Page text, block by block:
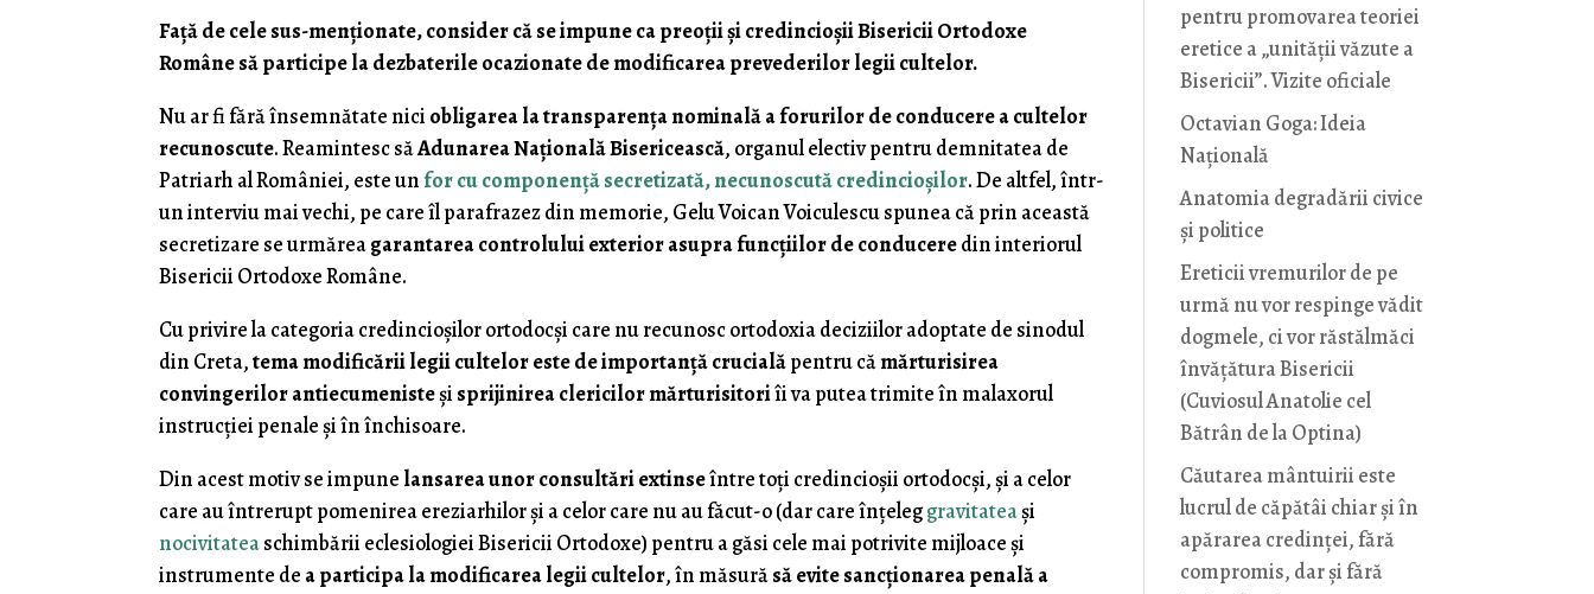
Faţă de cele sus-menţionate, consider că se impune ca preoţii şi credincioşii Bisericii Ortodoxe
Române să participe la dezbaterile ocazionate de modificarea prevederilor legii cultelor.
Nu ar fi fără însemnătate nici obligarea la transparenţa nominală a forurilor de conducere a cultelor
recunoscute. Reamintesc săAdunarea Naţională Bisericească, organul electiv pentru demnitatea de
Patriarh al României, este un for cu componenţă secretizată, necunoscută credincioşilor. De altfel, într-
un interviu mai vechi, pe care îl parafrazez din memorie, Gelu Voican Voiculescu spunea că prin această
secretizare se urmăreagarantarea controlului exterior asupra funcţiilor de conduceredin interiorul
Bisericii Ortodoxe Române.
Cu privire la categoria credincioşilor ortodocşi care nu recunosc ortodoxia deciziilor adoptate de sinodul
din Creta,tema modificării legii cultelor este de importanţă crucialăpentru cămărturisirea
convingerilor antiecumenisteşi sprijinirea clericilor mărturisitoriîi va putea trimite în malaxorul
instrucţiei penale şi în închisoare.
Din acest motiv se impune lansarea unor consultări extinseîntre toţi credincioşii ortodocşi, şi a celor
care au întrerupt pomenirea ereziarhilor şi a celor care nu au făcut-o (dar care înţeleggravitateaşi
nocivitateaschimbării eclesiologiei Bisericii Ortodoxe) pentru a găsi cele mai potrivite mijloace şi
instrumente de a participa la modificarea legii cultelor, în măsurăsă evite sancţionarea penală a
pentru promovarea teoriei
eretice a „unității văzute a
Bisericii”. Vizite oficiale
Octavian Goga: Ideia
Naţională
Anatomia degradării civice
și politice
Ereticii vremurilor de pe
urmă nu vor respinge vădit
dogmele, ci vor răstălmăci
învățătura Bisericii
(Cuviosul Anatolie cel
Bătrân de la Optina)
Căutarea mântuirii este
lucrul de căpătâi chiar și în
apărarea credinței, fără
compromis, dar și fără